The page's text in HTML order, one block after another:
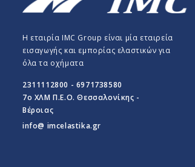
Η εταιρία IMC Group είναι μία εταιρεία
εισαγωγής και εμπορίας ελαστικών για
όλα τα οχήματα
2311112800 - 6971738580
7o ΧΛΜ Π.E.O. Θεσσαλονίκης -
Βέροιας
info@ imcelastika.gr